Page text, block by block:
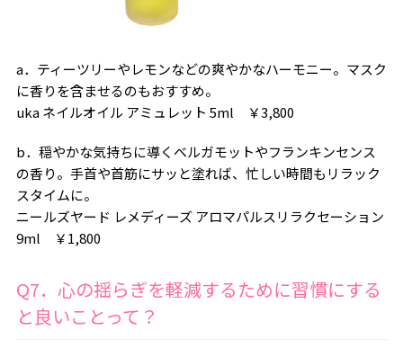
a．ティーツリーやレモンなどの爽やかなハーモニー。マスク
に香りを含ませるのもおすすめ。
uka ネイルオイル アミュレット 5ml ￥3,800
b．穏やかな気持ちに導くベルガモットやフランキンセンス
の香り。手首や首筋にサッと塗れば、忙しい時間もリラック
スタイムに。
ニールズヤード レメディーズ アロマパルスリラクセーション
9ml ￥1,800
Q7．心の揺らぎを軽減するために習慣にする
と良いことって？